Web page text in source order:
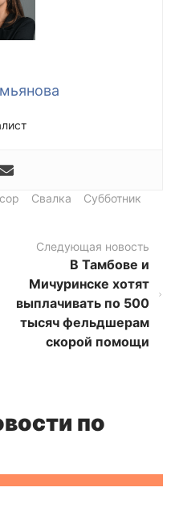
Свалка Субботник
Следующая новость
В Тамбове и
Мичуринске хотят
выплачивать по 500
тысяч фельдшерам
скорой помощи
по